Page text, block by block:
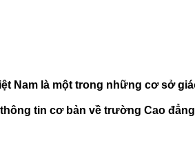
Nam là một trong những cơ sở
tin cơ bản về trường Cao